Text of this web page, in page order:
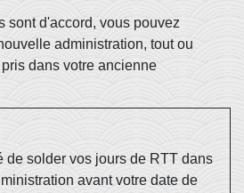
sont d'accord, vous pouvez
administration, tout ou
dans votre ancienne
de solder vos jours de RTT dans
avant votre date de